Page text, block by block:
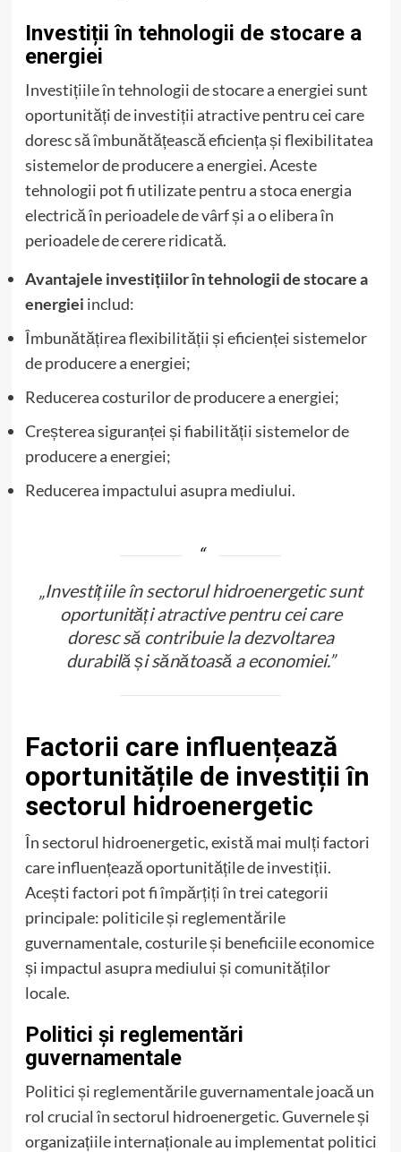
Investiții în tehnologii de stocare a
energiei
Investițiile în tehnologii de stocare a energiei sunt
oportunități de investiții atractive pentru cei care
doresc să îmbunătățească eficiența și flexibilitatea
sistemelor de producere a energiei. Aceste
tehnologii pot fi utilizate pentru a stoca energia
electrică în perioadele de vârf și a o elibera în
perioadele de cerere ridicată.
Avantajele investițiilor în tehnologii de stocare a
energiei includ:
Îmbunătățirea flexibilității și eficienței sistemelor
de producere a energiei;
Reducerea costurilor de producere a energiei;
Creșterea siguranței și fiabilității sistemelor de
producere a energiei;
Reducerea impactului asupra mediului.
„Investițiile în sectorul hidroenergetic sunt
oportunități atractive pentru cei care
doresc să contribuie la dezvoltarea
durabilă și sănătoasă a economiei.”
Factorii care influențează
oportunitățile de investiții în
sectorul hidroenergetic
În sectorul hidroenergetic, există mai mulți factori
care influențează oportunitățile de investiții.
Acești factori pot fi împărțiți în trei categorii
principale: politicile și reglementările
guvernamentale, costurile și beneficiile economice
și impactul asupra mediului și comunităților
locale.
Politici și reglementări
guvernamentale
Politici și reglementările guvernamentale joacă un
rol crucial în sectorul hidroenergetic. Guvernele și
organizațiile internaționale au implementat politici